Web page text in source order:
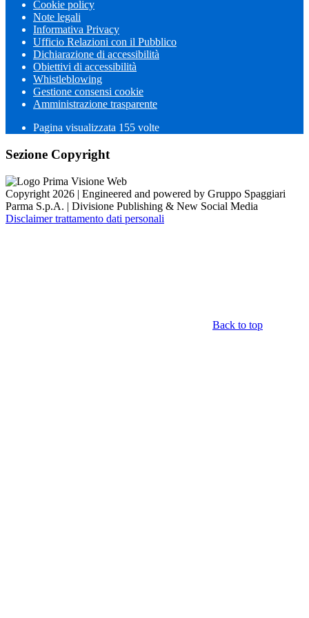
Cookie policy
Note legali
Informativa Privacy
Ufficio Relazioni con il Pubblico
Dichiarazione di accessibilità
Obiettivi di accessibilità
Whistleblowing
Gestione consensi cookie
Amministrazione trasparente
Pagina visualizzata 155 volte
Sezione Copyright
Copyright 2026 | Engineered and powered by Gruppo Spaggiari
Parma S.p.A. | Divisione Publishing & New Social Media
Disclaimer trattamento dati personali
Back to top